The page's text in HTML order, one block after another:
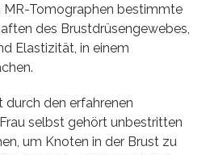
Tomographen bestimmte
des Brustdrüsengewebes,
Elastizität, in einem
durch den erfahrenen
selbst gehört unbestritten
um Knoten in der Brust zu